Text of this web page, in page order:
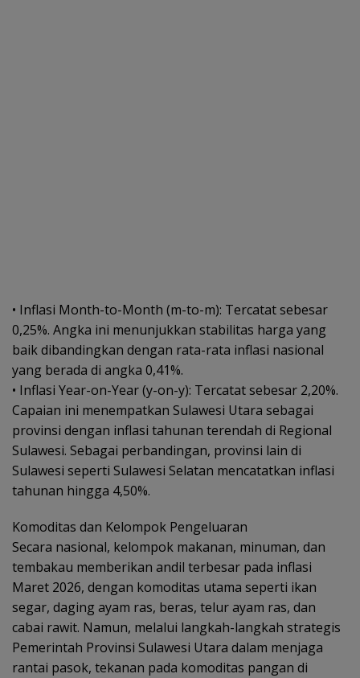
• Inflasi Month-to-Month (m-to-m): Tercatat sebesar
0,25%. Angka ini menunjukkan stabilitas harga yang
baik dibandingkan dengan rata-rata inflasi nasional
yang berada di angka 0,41%.
• Inflasi Year-on-Year (y-on-y): Tercatat sebesar 2,20%.
Capaian ini menempatkan Sulawesi Utara sebagai
provinsi dengan inflasi tahunan terendah di Regional
Sulawesi. Sebagai perbandingan, provinsi lain di
Sulawesi seperti Sulawesi Selatan mencatatkan inflasi
tahunan hingga 4,50%.
Komoditas dan Kelompok Pengeluaran
Secara nasional, kelompok makanan, minuman, dan
tembakau memberikan andil terbesar pada inflasi
Maret 2026, dengan komoditas utama seperti ikan
segar, daging ayam ras, beras, telur ayam ras, dan
cabai rawit. Namun, melalui langkah-langkah strategis
Pemerintah Provinsi Sulawesi Utara dalam menjaga
rantai pasok, tekanan pada komoditas pangan di